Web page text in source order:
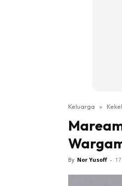
Keluarga »
By Nor Yusoff -